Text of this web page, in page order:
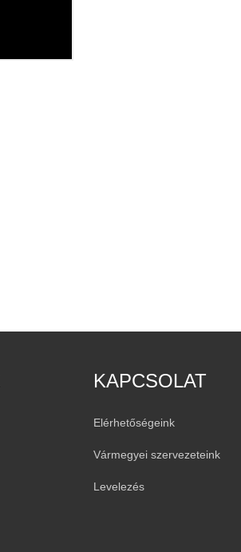
KAPCSOLAT
Elérhetőségeink
Vármegyei szervezeteink
Levelezés